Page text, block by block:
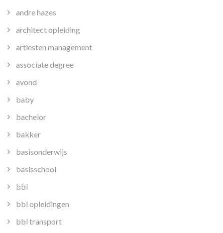
andre hazes
architect opleiding
artiesten management
associate degree
avond
baby
bachelor
bakker
basisonderwijs
basisschool
bbl
bbl opleidingen
bbl transport